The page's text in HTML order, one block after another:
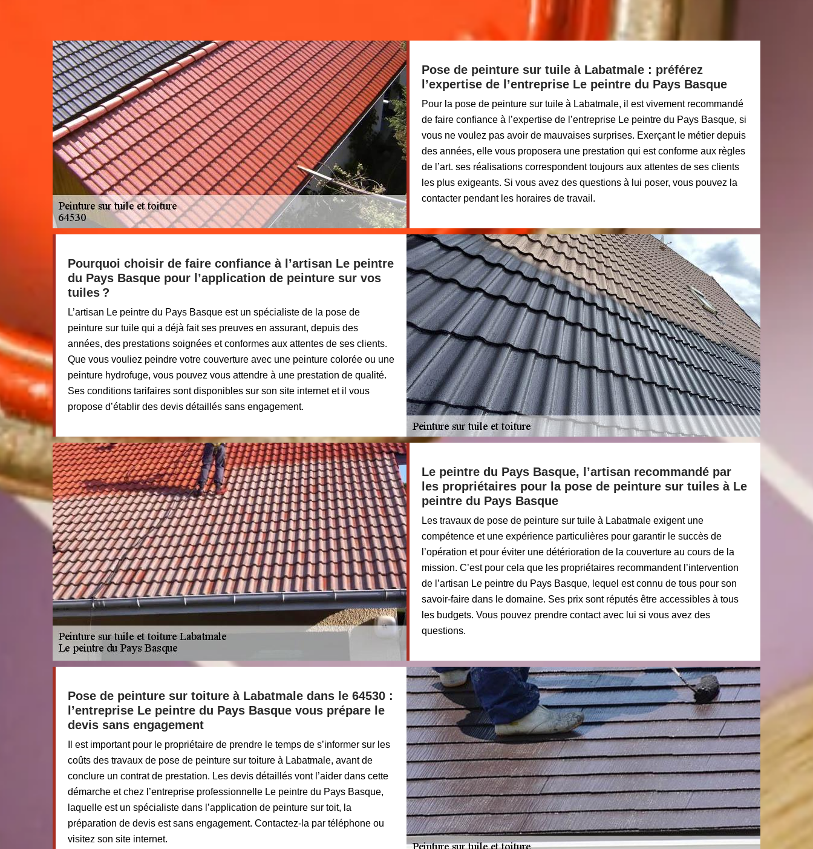
Pose de peinture sur tuile à Labatmale : préférez
l’expertise de l’entreprise Le peintre du Pays Basque
Pour la pose de peinture sur tuile à Labatmale, il est vivement recommandé
de faire confiance à l’expertise de l’entreprise Le peintre du Pays Basque, si
vous ne voulez pas avoir de mauvaises surprises. Exerçant le métier depuis
des années, elle vous proposera une prestation qui est conforme aux règles
de l’art. ses réalisations correspondent toujours aux attentes de ses clients
les plus exigeants. Si vous avez des questions à lui poser, vous pouvez la
contacter pendant les horaires de travail.
Pourquoi choisir de faire confiance à l’artisan Le peintre
du Pays Basque pour l’application de peinture sur vos
tuiles ?
L’artisan Le peintre du Pays Basque est un spécialiste de la pose de
peinture sur tuile qui a déjà fait ses preuves en assurant, depuis des
années, des prestations soignées et conformes aux attentes de ses clients.
Que vous vouliez peindre votre couverture avec une peinture colorée ou une
peinture hydrofuge, vous pouvez vous attendre à une prestation de qualité.
Ses conditions tarifaires sont disponibles sur son site internet et il vous
propose d’établir des devis détaillés sans engagement.
Le peintre du Pays Basque, l’artisan recommandé par
les propriétaires pour la pose de peinture sur tuiles à Le
peintre du Pays Basque
Les travaux de pose de peinture sur tuile à Labatmale exigent une
compétence et une expérience particulières pour garantir le succès de
l’opération et pour éviter une détérioration de la couverture au cours de la
mission. C’est pour cela que les propriétaires recommandent l’intervention
de l’artisan Le peintre du Pays Basque, lequel est connu de tous pour son
savoir-faire dans le domaine. Ses prix sont réputés être accessibles à tous
les budgets. Vous pouvez prendre contact avec lui si vous avez des
questions.
Pose de peinture sur toiture à Labatmale dans le 64530 :
l’entreprise Le peintre du Pays Basque vous prépare le
devis sans engagement
Il est important pour le propriétaire de prendre le temps de s’informer sur les
coûts des travaux de pose de peinture sur toiture à Labatmale, avant de
conclure un contrat de prestation. Les devis détaillés vont l’aider dans cette
démarche et chez l’entreprise professionnelle Le peintre du Pays Basque,
laquelle est un spécialiste dans l’application de peinture sur toit, la
préparation de devis est sans engagement. Contactez-la par téléphone ou
visitez son site internet.